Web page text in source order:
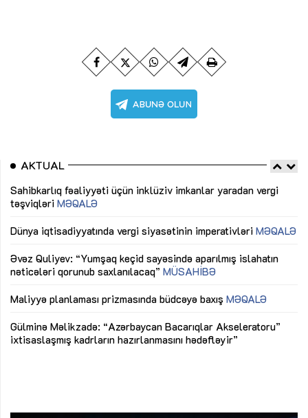
AKTUAL
Sahibkarlıq fəaliyyəti üçün inklüziv imkanlar yaradan vergi
təşviqləri MƏQALƏ
Dünya iqtisadiyyatında vergi siyasətinin imperativləri MƏQALƏ
Əvəz Quliyev: “Yumşaq keçid sayəsində aparılmış islahatın
nəticələri qorunub saxlanılacaq” MÜSAHİBƏ
Maliyyə planlaması prizmasında büdcəyə baxış MƏQALƏ
Gülminə Məlikzadə: “Azərbaycan Bacarıqlar Akseleratoru”
ixtisaslaşmış kadrların hazırlanmasını hədəfləyir”